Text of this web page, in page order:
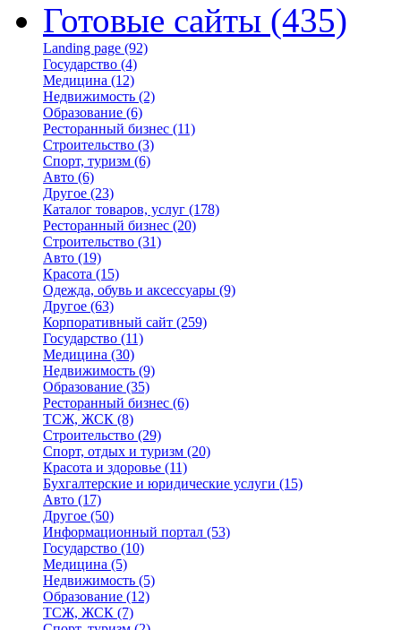
Готовые сайты (435)
Landing page (92)
Государство (4)
Медицина (12)
Недвижимость (2)
Образование (6)
Ресторанный бизнес (11)
Строительство (3)
Спорт, туризм (6)
Авто (6)
Другое (23)
Каталог товаров, услуг (178)
Ресторанный бизнес (20)
Строительство (31)
Авто (19)
Красота (15)
Одежда, обувь и аксессуары (9)
Другое (63)
Корпоративный сайт (259)
Государство (11)
Медицина (30)
Недвижимость (9)
Образование (35)
Ресторанный бизнес (6)
ТСЖ, ЖСК (8)
Строительство (29)
Спорт, отдых и туризм (20)
Красота и здоровье (11)
Бухгалтерские и юридические услуги (15)
Авто (17)
Другое (50)
Информационный портал (53)
Государство (10)
Медицина (5)
Недвижимость (5)
Образование (12)
ТСЖ, ЖСК (7)